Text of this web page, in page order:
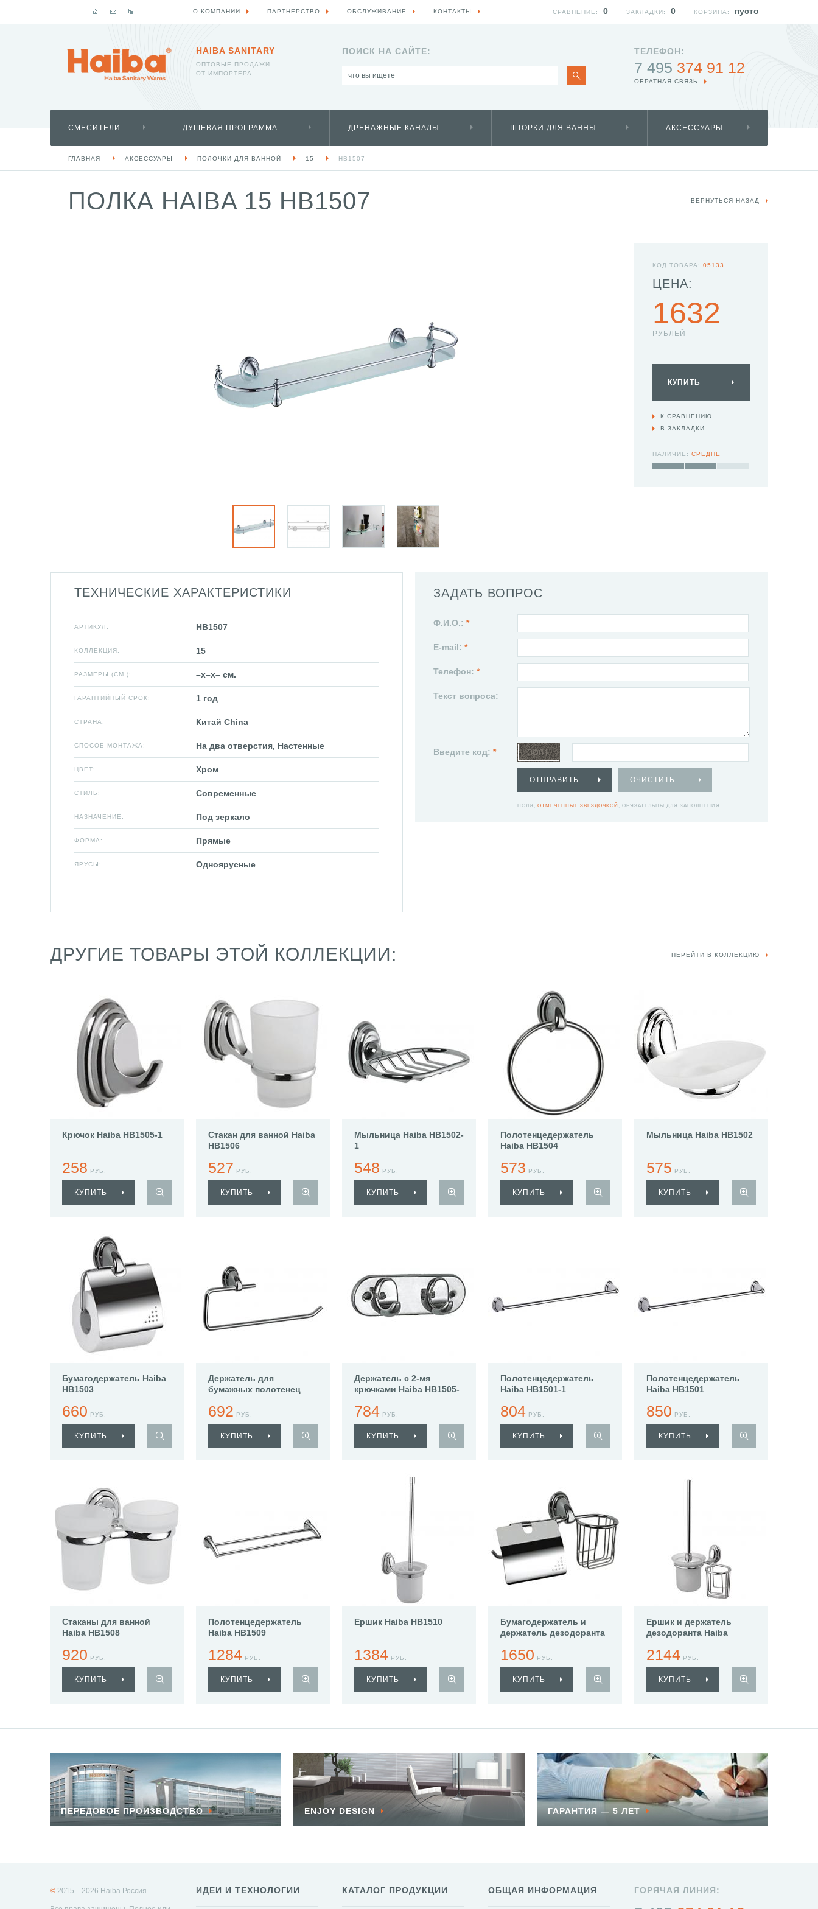
HAIBA SANITARY
ОПТОВЫЕ ПРОДАЖИ
ОТ ИМПОРТЕРА
ПОИСК НА САЙТЕ: ТЕЛЕФОН:
7 495 374 91 12
ОБРАТНАЯ СВЯЗЬ
СМЕСИТЕЛИ ДУШЕВАЯ ПРОГРАММА ДРЕНАЖНЫЕ КАНАЛЫ ШТОРКИ ДЛЯ ВАННЫ АКСЕССУАРЫ
ГЛАВНАЯ АКСЕССУАРЫ ПОЛОЧКИ ДЛЯ ВАННОЙ 15 HB1507
ВЕРНУТЬСЯ НАЗАД
ПОЛКА HAIBA 15 HB1507
КОД ТОВАРА: 05133
ЦЕНА:
1632
РУБЛЕЙ
КУПИТЬ
К СРАВНЕНИЮ
В ЗАКЛАДКИ
НАЛИЧИЕ: СРЕДНЕ
ТЕХНИЧЕСКИЕ ХАРАКТЕРИСТИКИ
АРТИКУЛ: HB1507
КОЛЛЕКЦИЯ: 15
РАЗМЕРЫ (СМ.): –x–x– см.
ГАРАНТИЙНЫЙ СРОК: 1 год
СТРАНА: Китай China
СПОСОБ МОНТАЖА: На два отверстия, Настенные
ЦВЕТ: Хром
СТИЛЬ: Современные
НАЗНАЧЕНИЕ: Под зеркало
ФОРМА: Прямые
ЯРУСЫ: Одноярусные
ЗАДАТЬ ВОПРОС
Ф.И.О.: *
E-mail: *
Телефон: *
Текст вопроса:
Введите код: *
ОТПРАВИТЬ ОЧИСТИТЬ
ПОЛЯ, ОТМЕЧЕННЫЕ ЗВЕЗДОЧКОЙ , ОБЯЗАТЕЛЬНЫ ДЛЯ ЗАПОЛНЕНИЯ
ДРУГИЕ ТОВАРЫ ЭТОЙ КОЛЛЕКЦИИ: ПЕРЕЙТИ В КОЛЛЕКЦИЮ
Крючок Haiba HB1505-1
258 РУБ.
КУПИТЬ
Стакан для ванной Haiba
HB1506
527 РУБ.
КУПИТЬ
Мыльница Haiba HB1502-
1
548 РУБ.
КУПИТЬ
Полотенцедержатель
Haiba HB1504
573 РУБ.
КУПИТЬ
Мыльница Haiba HB1502
575 РУБ.
КУПИТЬ
Бумагодержатель Haiba
HB1503
660 РУБ.
КУПИТЬ
Держатель для
бумажных полотенец
692 РУБ.
КУПИТЬ
Держатель с 2-мя
крючками Haiba HB1505-
784 РУБ.
КУПИТЬ
Полотенцедержатель
Haiba HB1501-1
804 РУБ.
КУПИТЬ
Полотенцедержатель
Haiba HB1501
850 РУБ.
КУПИТЬ
Стаканы для ванной
Haiba HB1508
920 РУБ.
КУПИТЬ
Полотенцедержатель
Haiba HB1509
1284 РУБ.
КУПИТЬ
Ершик Haiba HB1510
1384 РУБ.
КУПИТЬ
Бумагодержатель и
держатель дезодоранта
1650 РУБ.
КУПИТЬ
Ершик и держатель
дезодоранта Haiba
2144 РУБ.
КУПИТЬ
ПЕРЕДОВОЕ ПРОИЗВОДСТВО ENJOY DESIGN ГАРАНТИЯ — 5 ЛЕТ
© 2015—2026 Haiba Россия ИДЕИ И ТЕХНОЛОГИИ КАТАЛОГ ПРОДУКЦИИ ОБЩАЯ ИНФОРМАЦИЯ ГОРЯЧАЯ ЛИНИЯ:
О КОМПАНИИ ПАРТНЕРСТВО ОБСЛУЖИВАНИЕ КОНТАКТЫ КОРЗИНА: пусто
ЗАКЛАДКИ: 0
СРАВНЕНИЕ: 0